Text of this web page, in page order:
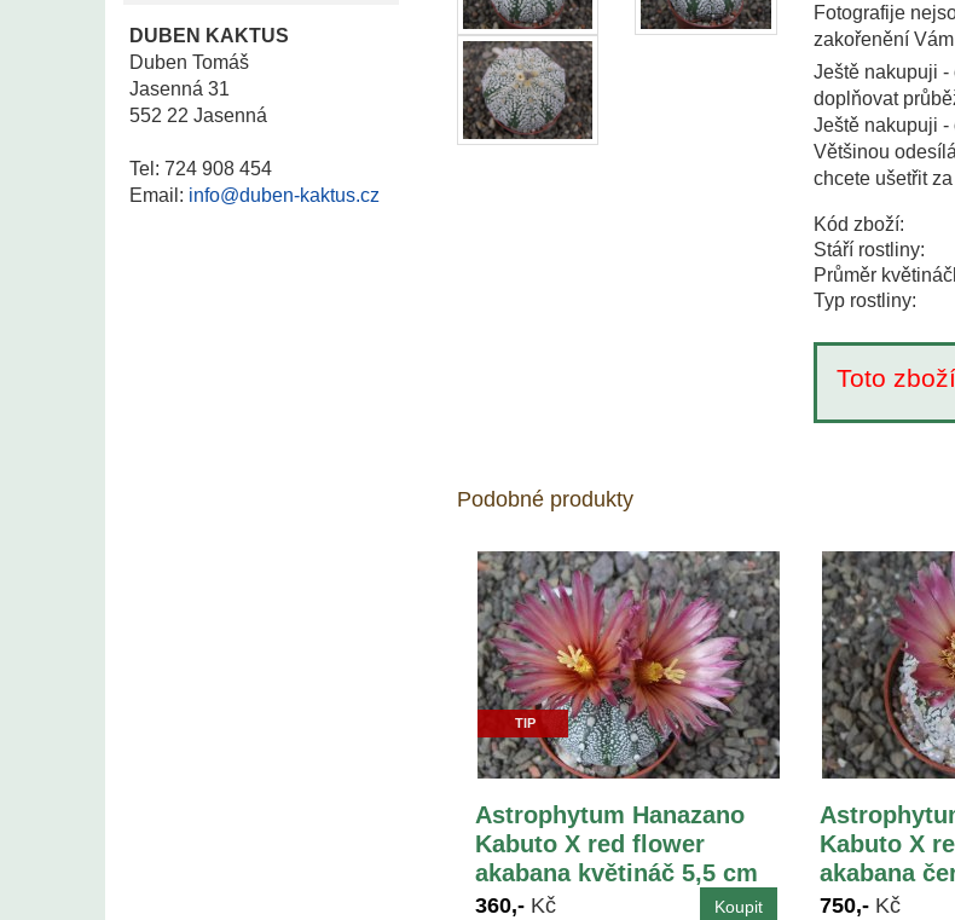
DUBEN KAKTUS
Duben Tomáš
Jasenná 31
552 22 Jasenná
Tel: 724 908 454
Email: info@duben-kaktus.cz
Fotografije
zakořenění
Ještě nakupuji -
doplňovat
Ještě nakupuji -
Většinou
chcete ušetřit
Kód zboží:
Stáří rostliny:
Průměr
Typ rostliny:
Toto
Podobné produkty
TIP
Astrophytum Hanazano
Kabuto X red flower
akabana květináč 5,5 cm
360,- Kč
Kabuto X
akabana
květináč 5,5
750,- Kč